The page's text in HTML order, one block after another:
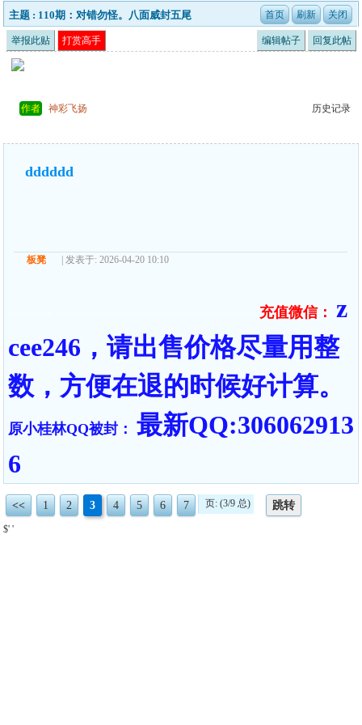
主题 : 110期：对错勿怪。八面威封五尾
举报此贴 打赏高手 编辑帖子 回复此帖
作者 神彩飞扬 历史记录
dddddd
板凳 | 发表于: 2026-04-20 10:10
充值微信：
z
cee246，请出售价格尽量用整
数，方便在退的时候好计算。
原小桂林QQ被封： 最新QQ:306062913
6
<< 1 2 3 4 5 6 7 页: (3/9 总) 跳转
$' '